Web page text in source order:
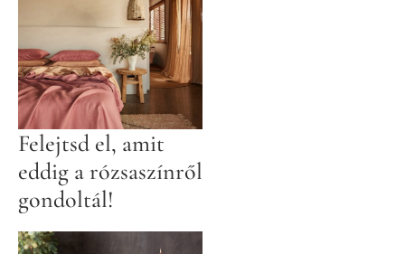
Felejtsd el, amit
eddig a rózsaszínről
gondoltál!